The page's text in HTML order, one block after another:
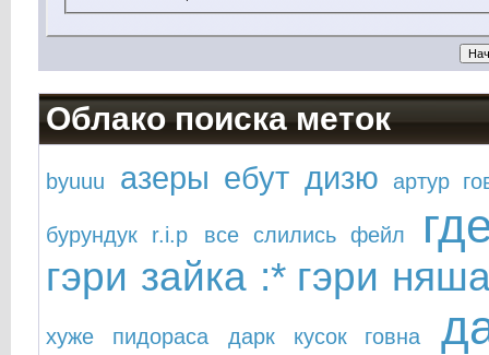
Облако поиска меток
byuuu азеры ебут дизю артур
бурундук r.i.p все слились фейл
гэри зайка :* гэри
хуже пидораса дарк кусок говна